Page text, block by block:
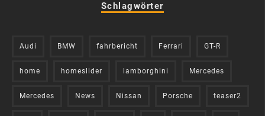
Schlagwörter
Audi BMW fahrbericht Ferrari GT-R
home homeslider lamborghini Mercedes
Mercedes News Nissan Porsche teaser2